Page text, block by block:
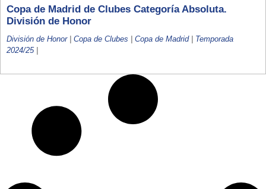
Copa de Madrid de Clubes Categoría Absoluta.
División de Honor
División de Honor| Copa de Clubes | Copa de Madrid| Temporada
2024/25|